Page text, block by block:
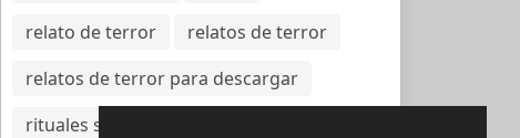
relato de terror
relatos de terror
relatos de terror para descargar
rituales satánicos